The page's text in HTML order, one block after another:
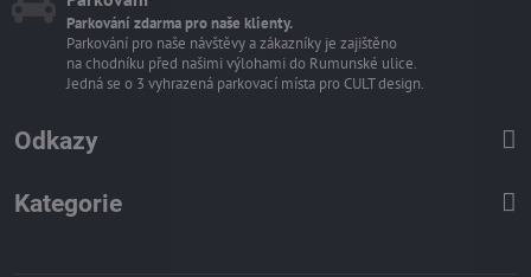
Parkování zdarma pro naše klienty.
Parkování pro naše návštěvy a zákazníky je zajištěno
na chodníku před našimi výlohami do Rumunské ulice.
Jedná se o 3 vyhrazená parkovací místa pro CULT design.
Odkazy
Kategorie